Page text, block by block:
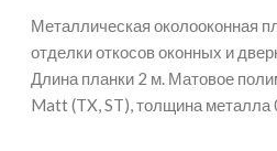
Металлическая околооконная
отделки откосов оконных и
Длина планки 2 м. Матовое
Matt (TX, ST), толщина металла